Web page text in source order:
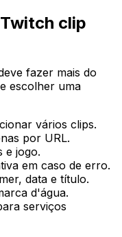
clip
fazer mais do
escolher uma
vários clips.
por URL.
e jogo.
em caso de erro.
data e título.
d'água.
serviços